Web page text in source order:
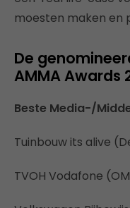
moesten maken en
De
AMMA Awards
Beste Media-/
Tuinbouw its alive
TVOH Vodafone